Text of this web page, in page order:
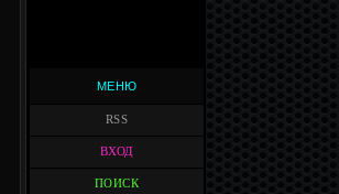
МЕНЮ
RSS
ВХОД
ПОИСК